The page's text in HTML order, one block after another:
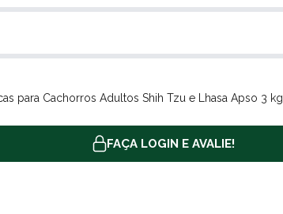
para Cachorros Adultos Shih Tzu e Lhasa Apso 3 kg
FAÇA LOGIN E AVALIE!